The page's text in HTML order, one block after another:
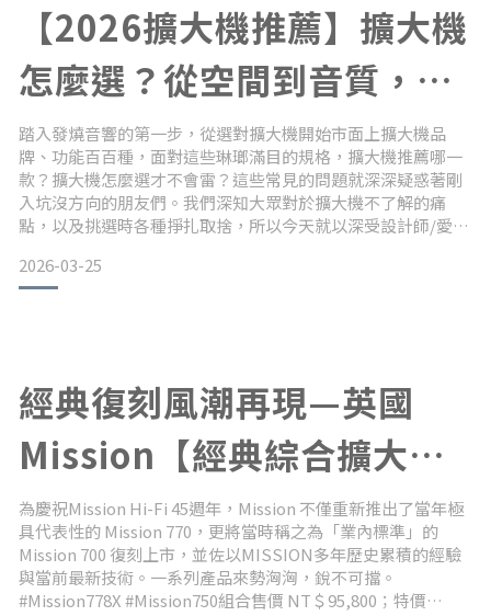
【2026擴大機推薦】擴大機
怎麼選？從空間到音質，打
造英倫復古居家音響系統
踏入發燒音響的第一步，從選對擴大機開始市面上擴大機品
牌、功能百百種，面對這些琳瑯滿目的規格，擴大機推薦哪一
款？擴大機怎麼選才不會雷？這些常見的問題就深深疑惑著剛
入坑沒方向的朋友們。我們深知大眾對於擴大機不了解的痛
點，以及挑選時各種掙扎取捨，所以今天就以深受設計師/愛樂
攻略，當你陷入選擇困難的時候，打開這篇擴大機挑選指南，
確認好自己的需求，自然就會找出心中的那款理想機型。一、
2026-03-25
經典復刻風潮再現—英國
Mission【經典綜合擴大
機】搭配【古典直立式書架
喇叭】組合
為慶祝Mission Hi-Fi 45週年，Mission 不僅重新推出了當年極
具代表性的 Mission 770，更將當時稱之為「業內標準」的
Mission 700 復刻上市，並佐以MISSION多年歷史累積的經驗
與當前最新技術。一系列產品來勢洶洶，銳不可擋。
#Mission778X #Mission750組合售價 NT＄95,800；特價